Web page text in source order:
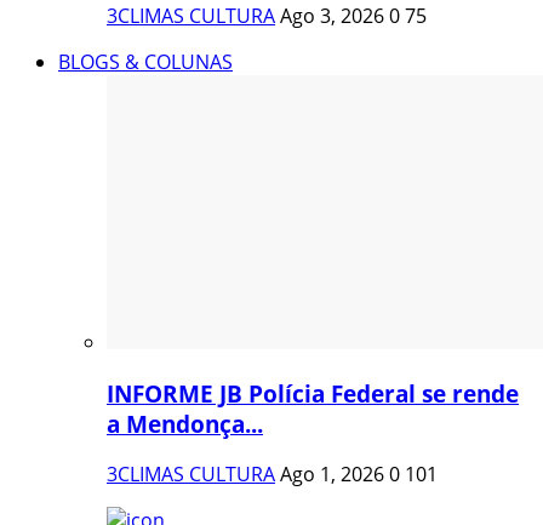
3CLIMAS CULTURAAgo 3, 2026075
BLOGS & COLUNAS
INFORME JB Polícia Federal se rende
a Mendonça...
3CLIMAS CULTURAAgo 1, 20260 101